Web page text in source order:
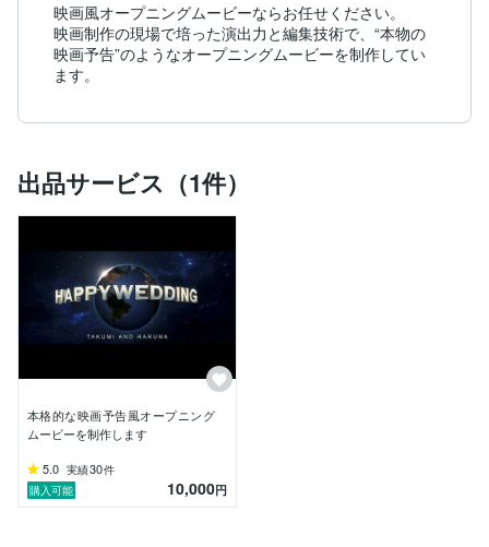
映画風オープニングムービーならお任せください。
映画制作の現場で培った演出力と編集技術で、“本物の
映画予告”のようなオープニングムービーを制作してい
ます。
出品サービス（1件）
本格的な映画予告風オープニング
ムービーを制作します
5.0 実績30件
購入可能
10,000円